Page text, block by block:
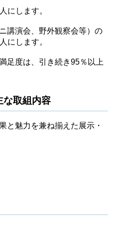
にします。
講演会、野外観察会等）の
にします。
足度は、引き続き95％以上
取組内容
と魅力を兼ね揃えた展示・